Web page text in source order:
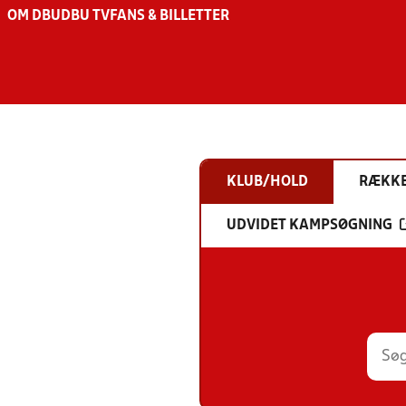
OM DBU DBU TV FANS & BILLETTER
KLUB/HOLD
UDVIDET KAMPSØGNING